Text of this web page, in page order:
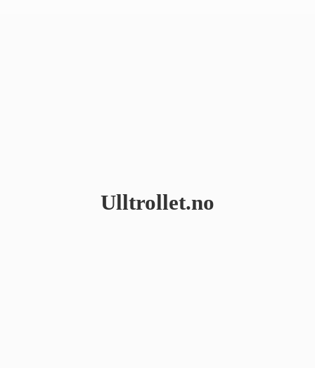
Ulltrollet.no